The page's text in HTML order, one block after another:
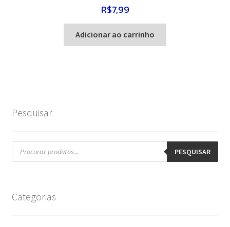
R$7,99
Adicionar ao carrinho
Pesquisar
Pesquisar
produtos PESQUISAR
Categorias